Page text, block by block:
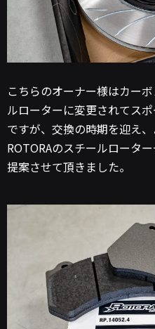
こちらのオーナー様はカー
ルローターに変更されてス
ですが、交換の時期を迎え
ROTORAのスチールロータ
提案させて頂きました。